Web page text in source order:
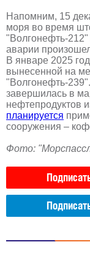
Напомним, 15
моря во время
"Волгонефть-212"
аварии
В январе 2025
вынесенной на
"Волгонефть-
завершилась в
нефтепродуктов
планируется
сооружения –
Фото: